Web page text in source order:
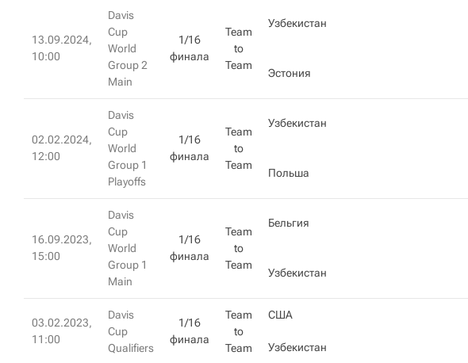
13.09.2024,
10:00
Davis
Cup
World
Group 2
Main
1/16
финала
Team
to
Team
Узбекистан
Эстония
02.02.2024,
12:00
Davis
Cup
World
Group 1
Playoffs
1/16
финала
Team
to
Team
Узбекистан
Польша
16.09.2023,
15:00
Davis
Cup
World
Group 1
Main
1/16
финала
Team
to
Team
Бельгия
Узбекистан
03.02.2023,
11:00
Davis
Cup
Qualifiers
1/16
финала
Team
to
Team
США
Узбекистан